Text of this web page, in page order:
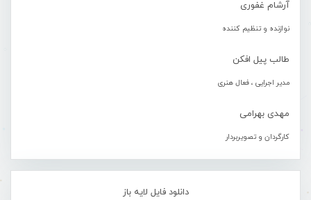
آرشام غفوری
نوازنده و تنظیم کننده
طالب پیل افکن
مدیر اجرایی ، فعال هنری
مهدی بهرامی
کارگردان و تصویربردار
دانلود فایل لایه باز